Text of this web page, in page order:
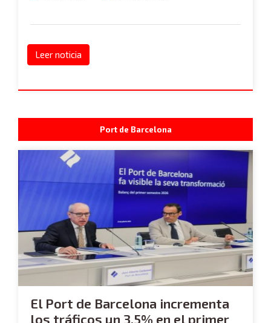
Leer noticia
Port de Barcelona
El Port de Barcelona incrementa
los tráficos un 3,5% en el primer